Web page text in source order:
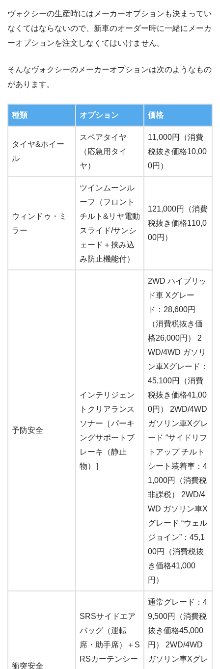
ヴォクシーの生産時にはメーカーオプションも決まってい
なくてはならないので、新車のオーダー時に一緒にメーカ
ーオプションを注文しなくてはいけません。
そんなヴォクシーのメーカーオプションは次のようなもの
があります。
種類 オプション 価格
タイヤ&ホイー
ル
スペアタイヤ
（応急用タイ
ヤ）
11,000円（消費
税抜き価格10,00
0円）
ウィンドゥ・ミ
ラー
ツインムーンル
ーフ（フロント
チルト&リヤ電動
スライド/サンシ
ェード＋挟み込
み防止機能付）
121,000円（消費
税抜き価格110,0
00円）
予防安全
インテリジェン
トクリアランス
ソナー［パーキ
ングサポートブ
レーキ（静止
物）］
2WD ハイブリッ
ド車 Xグレー
ド：28,600円
（消費税抜き価
格26,000円） 2
WD/4WD ガソリ
ン車Xグレード：
45,100円（消費
税抜き価格41,00
0円） 2WD/4WD
ガソリン車Xグレ
ード “サイドリフ
トアップ チルト
シート装着車：4
1,000円（消費税
非課税） 2WD/4
WD ガソリン車X
グレード “ウェル
ジョイン”：45,1
00円（消費税抜
き価格41,000
円）
衝突安全
SRSサイドエア
バッグ（運転
席・助手席）＋S
RSカーテンシー
通常グレード：4
9,500円（消費税
抜き価格45,000
円） 2WD/4WD
ガソリン車Xグレ